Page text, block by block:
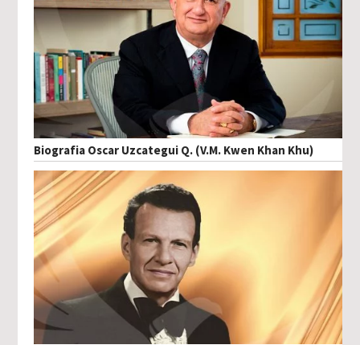
Biografia Oscar Uzcategui Q. (V.M. Kwen Khan Khu)